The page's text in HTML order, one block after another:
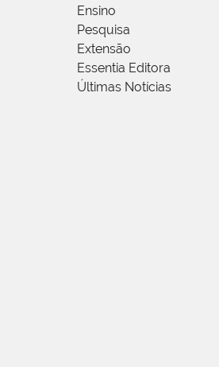
Ensino
Pesquisa
Extensão
Essentia Editora
Últimas Notícias